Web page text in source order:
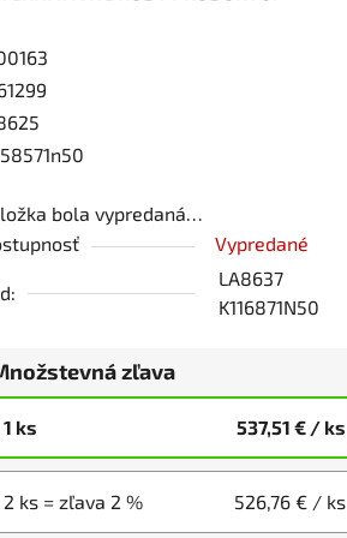
bola vypredaná…
Vypredané
LA8637
K116871N50
zľava
1 ks 537,51 € / ks
2 ks = zľava 2 % 526,76 € / ks